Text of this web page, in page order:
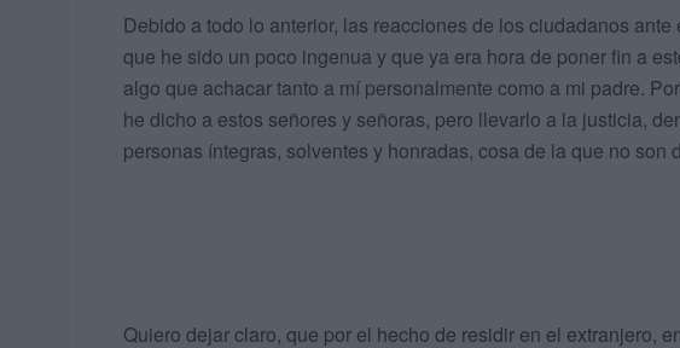
Debido a todo lo anterior, las reacciones de los ciudadanos
que he sido un poco ingenua y que ya era hora de poner fin a
algo que achacar tanto a mí personalmente como a mi padre.
he dicho a estos señores y señoras, pero llevarlo a la justicia,
personas íntegras, solventes y honradas, cosa de la que no
Quiero dejar claro, que por el hecho de residir en el extranjero,